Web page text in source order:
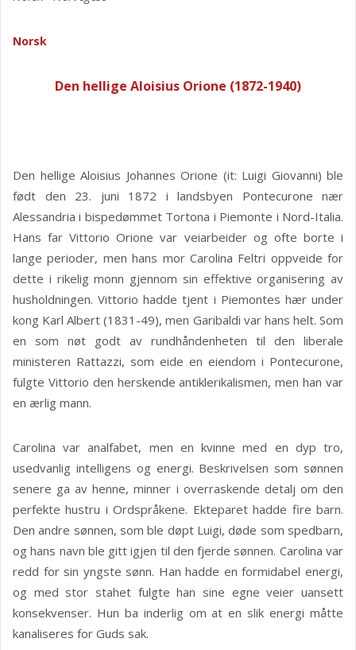
Norsk
Den hellige Aloisius Orione (1872-1940)
Den hellige Aloisius Johannes Orione (it: Luigi Giovanni) ble
født den 23. juni 1872 i landsbyen Pontecurone nær
Alessandria i bispedømmet Tortona i Piemonte i Nord-Italia.
Hans far Vittorio Orione var veiarbeider og ofte borte i
lange perioder, men hans mor Carolina Feltri oppveide for
dette i rikelig monn gjennom sin effektive organisering av
husholdningen. Vittorio hadde tjent i Piemontes hær under
kong Karl Albert (1831-49), men Garibaldi var hans helt. Som
en som nøt godt av rundhåndenheten til den liberale
ministeren Rattazzi, som eide en eiendom i Pontecurone,
fulgte Vittorio den herskende antiklerikalismen, men han var
en ærlig mann.
Carolina var analfabet, men en kvinne med en dyp tro,
usedvanlig intelligens og energi. Beskrivelsen som sønnen
senere ga av henne, minner i overraskende detalj om den
perfekte hustru i Ordspråkene. Ekteparet hadde fire barn.
Den andre sønnen, som ble døpt Luigi, døde som spedbarn,
og hans navn ble gitt igjen til den fjerde sønnen. Carolina var
redd for sin yngste sønn. Han hadde en formidabel energi,
og med stor stahet fulgte han sine egne veier uansett
konsekvenser. Hun ba inderlig om at en slik energi måtte
kanaliseres for Guds sak.